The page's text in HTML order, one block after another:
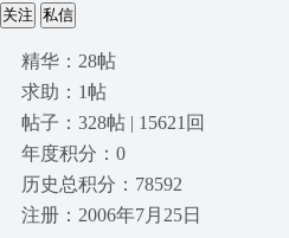
关注 私信
精华：28帖
求助：1帖
帖子：328帖 | 15621回
年度积分：0
历史总积分：78592
注册：2006年7月25日